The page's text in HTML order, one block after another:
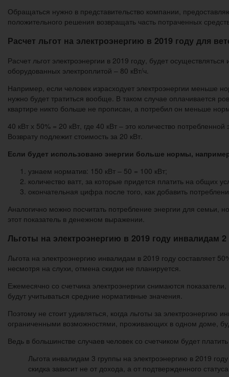
Обращаться нужно в представительство компании,
положительного решения возвращать часть потраченных
Расчет льгот на электроэнергию в 2019 году для
Расчет льгот электроэнергии в 2019 году, будет
оборудованных электроплитой – 80 кВт/ч.
Например, если человек израсходует электроэнергии меньше
нужно будет тратиться вообще. В таком случае оплачивается
квартире никто больше не прописан, а потребил он меньше
40 кВт х 50% = 20 кВт, где 40 кВт – это количество
Возврату подлежит стоимость за 20 кВт.
Если будет использовано энергии больше нормы,
узнаем норматив: 150 кВт – 50 = 100 кВт;
количество ватт, за которые придется платить на общих
окончательная цифра после того, как добавить
Аналогично можно посчитать потребление энергии для семьи,
этот показатель в денежном выражении.
Льготы на электроэнергию в 2019 году инвалидам
Льгота на электроэнергию инвалидам в 2019 году составляет
несмотря на слухи, отмена скидки не планируется.
Ежемесячно со счетчика электроэнергии снимаются
будут учитываться средние нормативные значения.
Поэтому не стоит удивляться, когда льготы за
ограниченными возможностями, проживающих в одном доме,
Ведь в большинстве случаев человек со счетчиком будет
Льгота инвалидам 3 группы на электроэнергию в 2019
скидка зависит не от дохода, а от подтвержденного